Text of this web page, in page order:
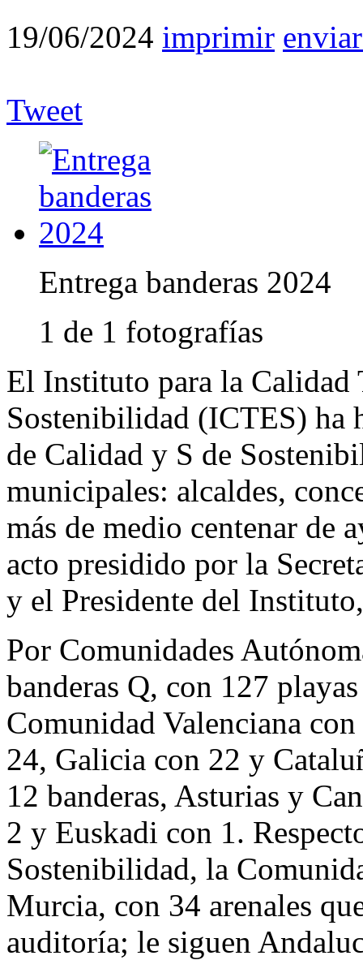
19/06/2024 imprimir
Tweet
Entrega banderas 2024
1 de 1 fotografías
El Instituto para la Calidad
Sostenibilidad (ICTES) ha
de Calidad y S de
municipales: alcaldes,
más de medio centenar de
acto presidido por la
y el Presidente del
Por Comunidades
banderas Q, con 127
Comunidad Valenciana
24, Galicia con 22 y
12 banderas, Asturias y
2 y Euskadi con 1.
Sostenibilidad, la
Murcia, con 34 arenales
auditoría; le siguen